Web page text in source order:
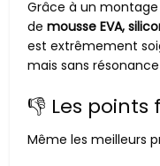
Grâce à un
demousse EVA,
est extrêmement
mais sans
👎 Les points
Même les meilleurs